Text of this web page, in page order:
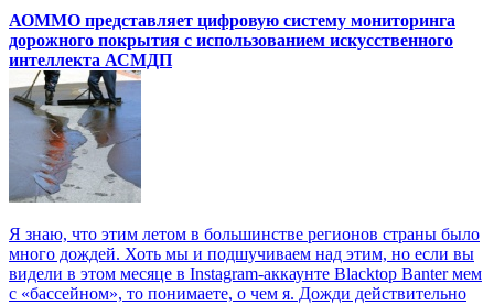
АОММО представляет цифровую систему мониторинга
дорожного покрытия с использованием искусственного
интеллекта АСМДП
Я знаю, что этим летом в большинстве регионов страны было
много дождей. Хоть мы и подшучиваем над этим, но если вы
видели в этом месяце в Instagram-аккаунте Blacktop Banter мем
с «бассейном», то понимаете, о чем я. Дожди действительно